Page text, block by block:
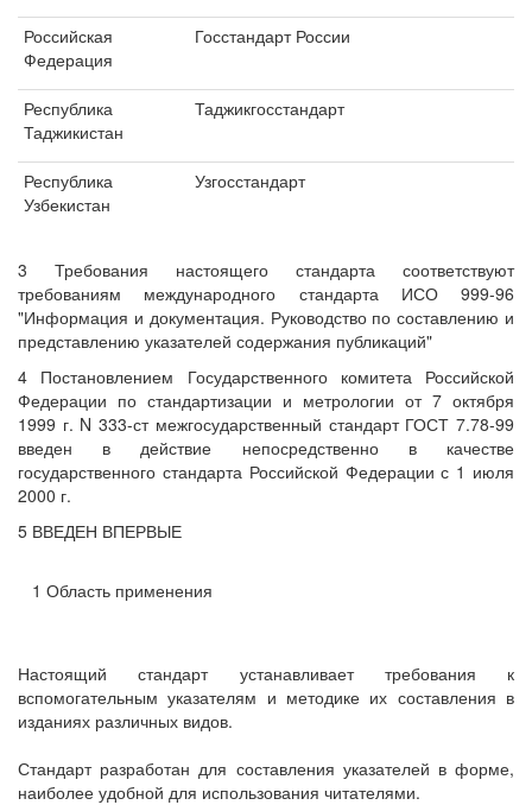
Российская
Федерация
Госстандарт России
Республика
Таджикистан
Таджикгосстандарт
Республика
Узбекистан
Узгосстандарт
3 Требования настоящего стандарта соответствуют
требованиям международного стандарта ИСО 999-96
"Информация и документация. Руководство по составлению и
представлению указателей содержания публикаций"
4 Постановлением Государственного комитета Российской
Федерации по стандартизации и метрологии от 7 октября
1999 г. N 333-ст межгосударственный стандарт ГОСТ 7.78-99
введен в действие непосредственно в качестве
государственного стандарта Российской Федерации с 1 июля
2000 г.
5 ВВЕДЕН ВПЕРВЫЕ
1 Область применения
Настоящий стандарт устанавливает требования к
вспомогательным указателям и методике их составления в
изданиях различных видов.
Стандарт разработан для составления указателей в форме,
наиболее удобной для использования читателями.